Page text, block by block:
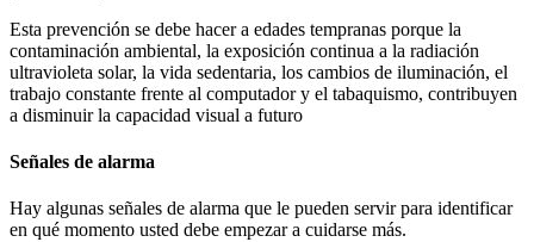
Esta prevención se debe hacer a edades tempranas porque la
contaminación ambiental, la exposición continua a la radiación
ultravioleta solar, la vida sedentaria, los cambios de iluminación, el
trabajo constante frente al computador y el tabaquismo, contribuyen
a disminuir la capacidad visual a futuro
Señales de alarma
Hay algunas señales de alarma que le pueden servir para identificar
en qué momento usted debe empezar a cuidarse más.